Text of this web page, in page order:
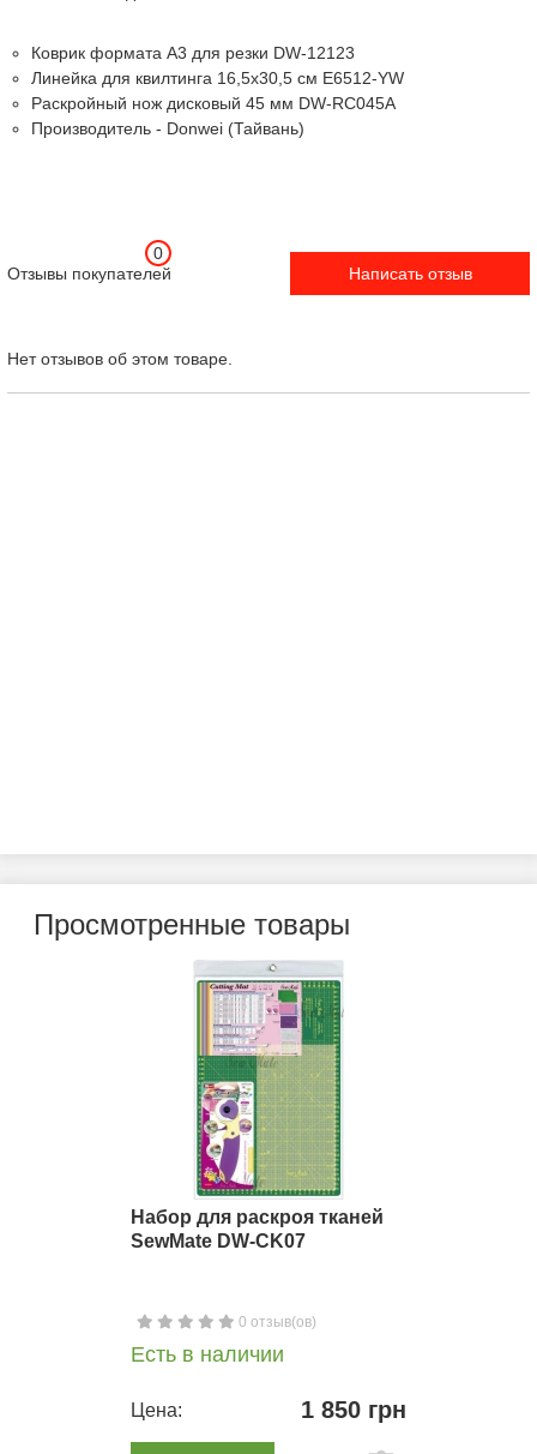
Коврик формата A3 для резки DW-12123
Линейка для квилтинга 16,5х30,5 см E6512-YW
Раскройный нож дисковый 45 мм DW-RC045A
Производитель - Donwei (Тайвань)
Отзывы покупателей
0
Написать отзыв
Нет отзывов об этом товаре.
Просмотренные товары
Набор для раскроя тканей
SewMate DW-CK07
0 отзыв(ов)
Есть в наличии
Цена: 1 850 грн